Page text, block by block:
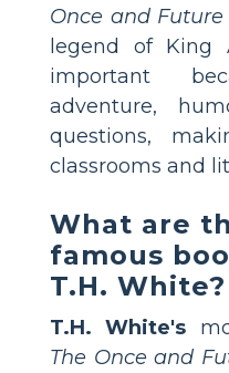
Once and
legend of King
important
adventure,
questions,
classrooms and
What are
famous
T.H. White?
T.H. White's
The Once and